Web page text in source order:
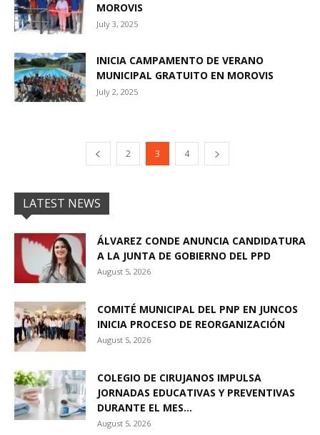
MOROVIS
July 3, 2025
INICIA CAMPAMENTO DE VERANO
MUNICIPAL GRATUITO EN MOROVIS
July 2, 2025
2 3 4
LATEST NEWS
ÁLVAREZ CONDE ANUNCIA CANDIDATURA
A LA JUNTA DE GOBIERNO DEL PPD
August 5, 2026
COMITÉ MUNICIPAL DEL PNP EN JUNCOS
INICIA PROCESO DE REORGANIZACIÓN
August 5, 2026
COLEGIO DE CIRUJANOS IMPULSA
JORNADAS EDUCATIVAS Y PREVENTIVAS
DURANTE EL MES...
August 5, 2026